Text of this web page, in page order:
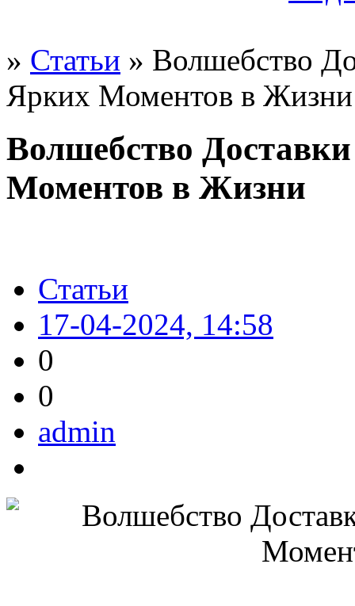
» Статьи » Волшебство
Ярких Моментов в Жизни
Волшебство
Моментов в Жизни
Статьи
17-04-2024, 14:58
0
0
admin